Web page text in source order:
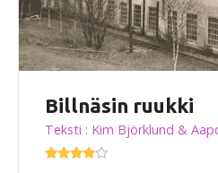
Billnäsin ruukki
Teksti : Kim Björklund &